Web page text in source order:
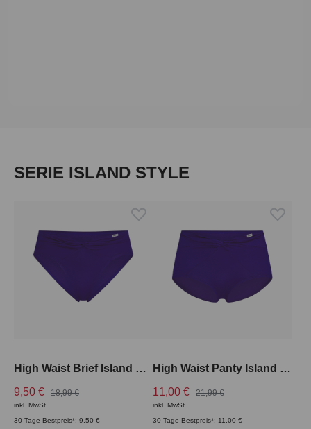
Produktgalerie überspringen
SERIE ISLAND STYLE
High Waist Brief Island Style Swim
9,50 €
18,99 €
inkl. MwSt.
30-Tage-Bestpreis*: 9,50 €
High Waist Panty Island Style Swim
11,00 €
21,99 €
inkl. MwSt.
30-Tage-Bestpreis*: 11,00 €